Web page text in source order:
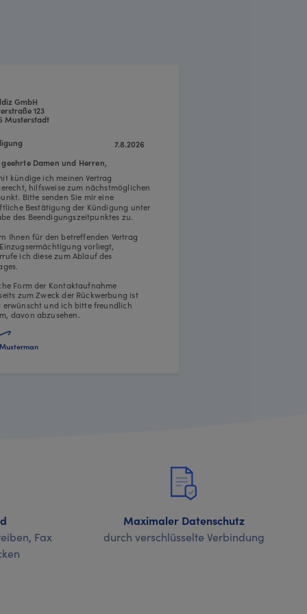
7.8.2026
GmbH
123
Musterstadt
kündige ich meinen Vertrag
hilfsweise zum nächstmöglichen
Bitte senden Sie mir eine
Bestätigung der Kündigung unter
des Beendigungszeitpunktes zu.
Ihnen für den betreffenden Vertrag
vorliegt,
ich diese zum Ablauf des
Form der Kontaktaufnahme
zum Zweck der Rückwerbung ist
erwünscht und ich bitte freundlich
davon abzusehen.
Damen und Herren,
Fax
Maximaler Datenschutz
durch verschlüsselte Verbindung